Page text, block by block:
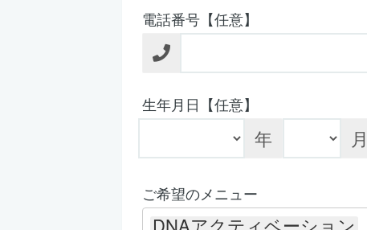
電話番号【任意】
生年月日【任意】
年 月
ご希望のメニュー
DNAアクティベーション